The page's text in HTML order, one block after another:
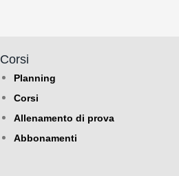
Corsi
Planning
Corsi
Allenamento di prova
Abbonamenti